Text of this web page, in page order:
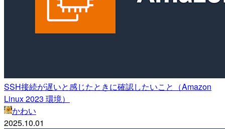
SSH接続が遅いと感じたときに確認したいこと（Amazon
Linux 2023 環境）
かわい
2025.10.01